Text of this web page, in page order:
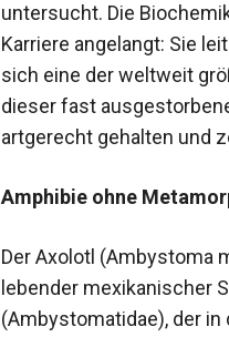
untersucht. Die
Karriere angelangt: Sie
sich eine der weltweit
dieser fast
artgerecht gehalten und
Amphibie ohne
Der Axolotl (Ambystoma
lebender mexikanischer
(Ambystomatidae), der